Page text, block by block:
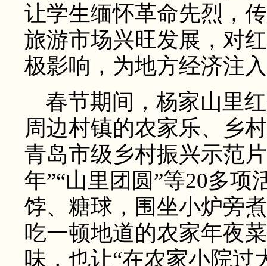
让学生缅怀革命先烈，
旅游市场兴旺发展，对
极影响，为地方经济注
春节期间，杨家山里
周边村镇的农家乐、乡
青岛市级乡村振兴示范
年”“山里团圆”等20多
饽、糖球，围坐小炉旁
吃一顿地道的农家年夜
味，也让“在农家小院过